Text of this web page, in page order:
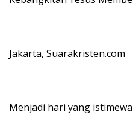
Jakarta, Suarakristen.com
Menjadi hari yang